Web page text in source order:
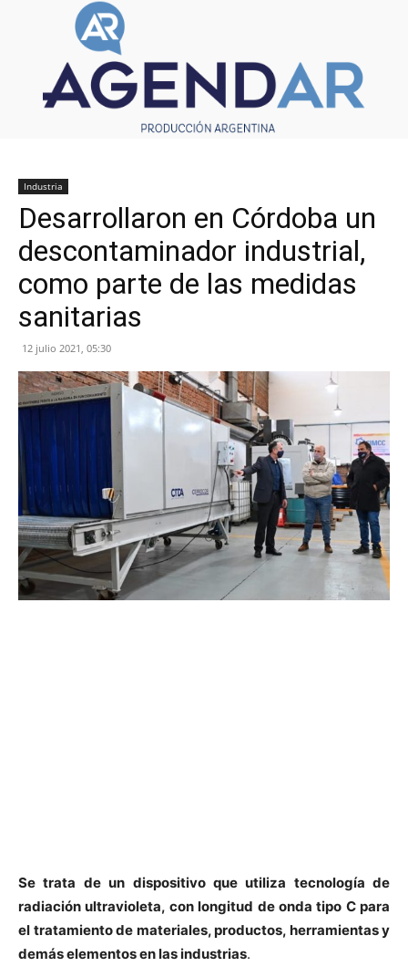
Industria
Desarrollaron en Córdoba un
descontaminador industrial,
como parte de las medidas
sanitarias
12 julio 2021, 05:30
Se trata de un dispositivo que utiliza tecnología de
radiación ultravioleta, con longitud de onda tipo C para
el tratamiento de materiales, productos, herramientas y
demás elementos en las industrias.